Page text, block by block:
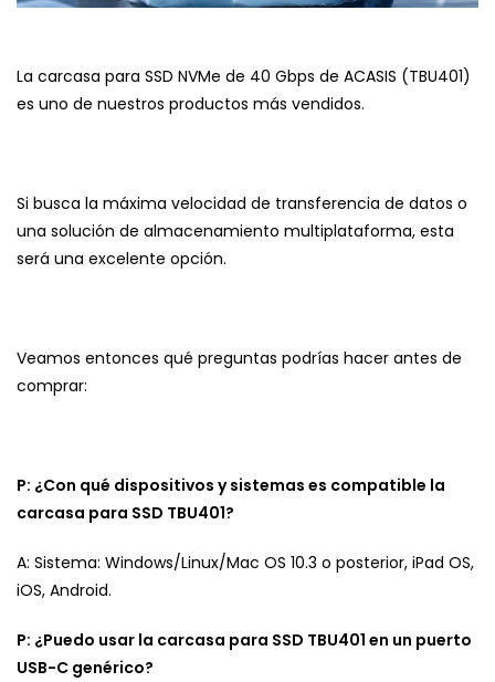
La carcasa para SSD NVMe de 40 Gbps de ACASIS (TBU401)
es uno de nuestros productos más vendidos.
Si busca la máxima velocidad de transferencia de datos o
una solución de almacenamiento multiplataforma, esta
será una excelente opción.
Veamos entonces qué preguntas podrías hacer antes de
comprar:
P: ¿Con qué dispositivos y sistemas es compatible la
carcasa para SSD TBU401?
A: Sistema: Windows/Linux/Mac OS 10.3 o posterior, iPad OS,
iOS, Android.
P: ¿Puedo usar la carcasa para SSD TBU401 en un puerto
USB-C genérico?